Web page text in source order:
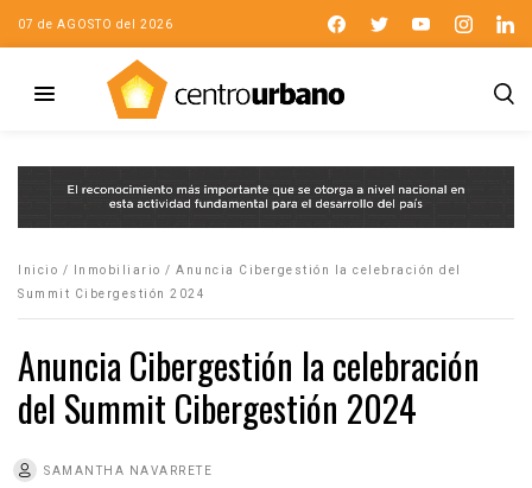
07 de AGOSTO del 2026
Inicio / Inmobiliario / Anuncia Cibergestión la celebración del
Summit Cibergestión 2024
Anuncia Cibergestión la celebración
del Summit Cibergestión 2024
SAMANTHA NAVARRETE